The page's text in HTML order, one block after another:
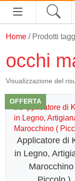
ALIMENTARI
COSMESI
PROFUMI ARABI
SOUK
MACELLERIA
Home / Prodotti
occhi
Visualizzazione del
OFFERTA
Applicatore di
in Legno,